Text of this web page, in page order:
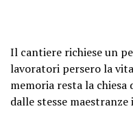
Il cantiere richiese un
lavoratori persero la
memoria resta la
dalle stesse maestranze